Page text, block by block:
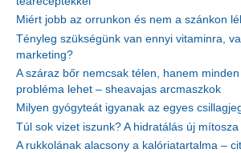
Miért jobb az orrunkon és nem a szánkon
Tényleg szükségünk van ennyi vitaminra,
marketing?
A száraz bőr nemcsak télen, hanem
probléma lehet – sheavajas arcmaszkok
Milyen gyógyteát igyanak az egyes
Túl sok vizet iszunk? A hidratálás új mítosza
A rukkolának alacsony a kalóriatartalma –